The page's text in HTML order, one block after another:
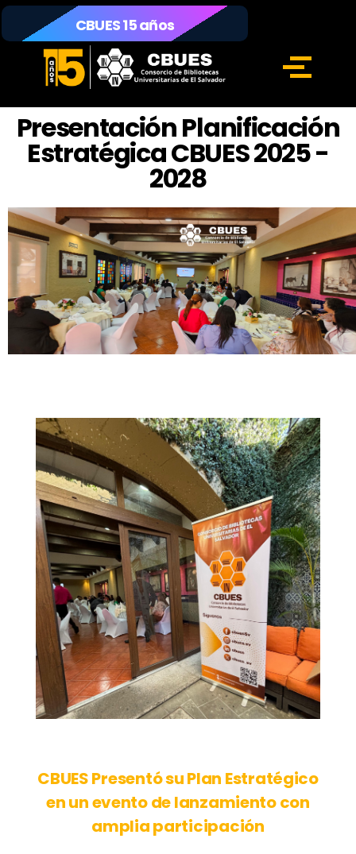
CBUES 15 años
Presentación Planificación
Estratégica CBUES 2025 -
2028
CBUES Presentó su Plan Estratégico
en un evento de lanzamiento con
amplia participación